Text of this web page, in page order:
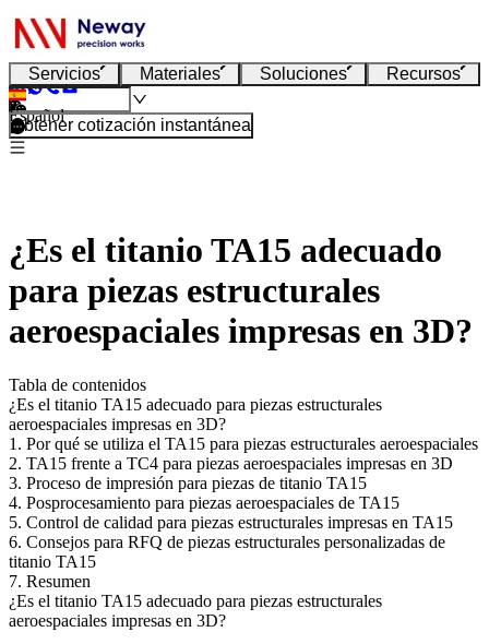
Servicios Materiales Soluciones Recursos
Español
Obtener cotización instantánea
¿Es el titanio TA15 adecuado
para piezas estructurales
aeroespaciales impresas en 3D?
Tabla de contenidos
¿Es el titanio TA15 adecuado para piezas estructurales
aeroespaciales impresas en 3D?
1. Por qué se utiliza el TA15 para piezas estructurales aeroespaciales
2. TA15 frente a TC4 para piezas aeroespaciales impresas en 3D
3. Proceso de impresión para piezas de titanio TA15
4. Posprocesamiento para piezas aeroespaciales de TA15
5. Control de calidad para piezas estructurales impresas en TA15
6. Consejos para RFQ de piezas estructurales personalizadas de
titanio TA15
7. Resumen
¿Es el titanio TA15 adecuado para piezas estructurales
aeroespaciales impresas en 3D?